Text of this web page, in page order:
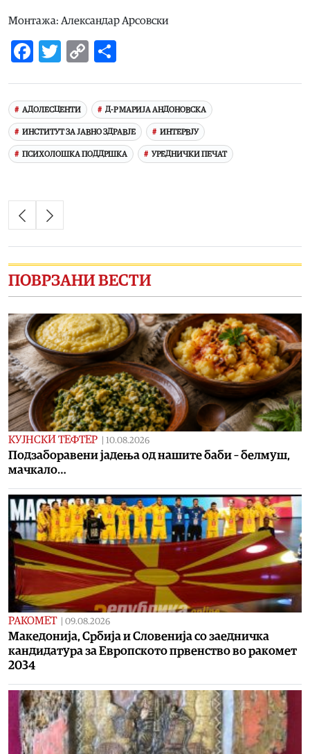
Монтажа: Александар Арсовски
Facebook
Twitter
Copy
АДОЛЕСЦЕНТИ Д-Р МАРИЈА АНДОНОВСКА
ИНСТИТУТ ЗА ЈАВНО ЗДРАВЈЕ ИНТЕРВЈУ
ПСИХОЛОШКА ПОДДРШКА УРЕДНИЧКИ ПЕЧАТ
ПОВРЗАНИ ВЕСТИ
КУЈНСКИ ТЕФТЕР 10.08.2026
Подзаборавени јадења од нашите баби – белмуш,
мачкало…
РАКОМЕТ 09.08.2026
Македонија, Србија и Словенија со заедничка
кандидатура за Европското првенство во ракомет
2034